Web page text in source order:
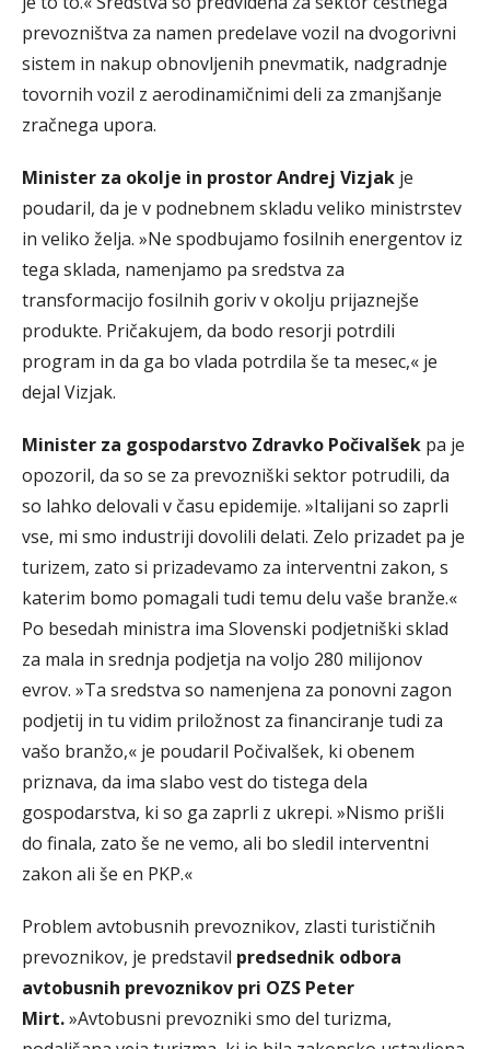
prevozništva za namen predelave vozil na dvogorivni
sistem in nakup obnovljenih pnevmatik, nadgradnje
tovornih vozil z aerodinamičnimi deli za zmanjšanje
zračnega upora.
Minister za okolje in prostor Andrej Vizjak je
poudaril, da je v podnebnem skladu veliko ministrstev
in veliko želja. »Ne spodbujamo fosilnih energentov iz
tega sklada, namenjamo pa sredstva za
transformacijo fosilnih goriv v okolju prijaznejše
produkte. Pričakujem, da bodo resorji potrdili
program in da ga bo vlada potrdila še ta mesec,« je
dejal Vizjak.
Minister za gospodarstvo Zdravko Počivalšek pa je
opozoril, da so se za prevozniški sektor potrudili, da
so lahko delovali v času epidemije. »Italijani so zaprli
vse, mi smo industriji dovolili delati. Zelo prizadet pa je
turizem, zato si prizadevamo za interventni zakon, s
katerim bomo pomagali tudi temu delu vaše branže.«
Po besedah ministra ima Slovenski podjetniški sklad
za mala in srednja podjetja na voljo 280 milijonov
evrov. »Ta sredstva so namenjena za ponovni zagon
podjetij in tu vidim priložnost za financiranje tudi za
vašo branžo,« je poudaril Počivalšek, ki obenem
priznava, da ima slabo vest do tistega dela
gospodarstva, ki so ga zaprli z ukrepi. »Nismo prišli
do finala, zato še ne vemo, ali bo sledil interventni
zakon ali še en PKP.«
Problem avtobusnih prevoznikov, zlasti turističnih
prevoznikov, je predstavil predsednik odbora
avtobusnih prevoznikov pri OZS Peter
Mirt.»Avtobusni prevozniki smo del turizma,